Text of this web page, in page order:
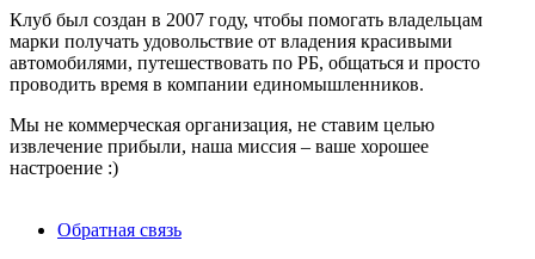
Клуб был создан в 2007 году, чтобы помогать владельцам
марки получать удовольствие от владения красивыми
автомобилями, путешествовать по РБ, общаться и просто
проводить время в компании единомышленников.
Мы не коммерческая организация, не ставим целью
извлечение прибыли, наша миссия – ваше хорошее
настроение :)
Обратная связь